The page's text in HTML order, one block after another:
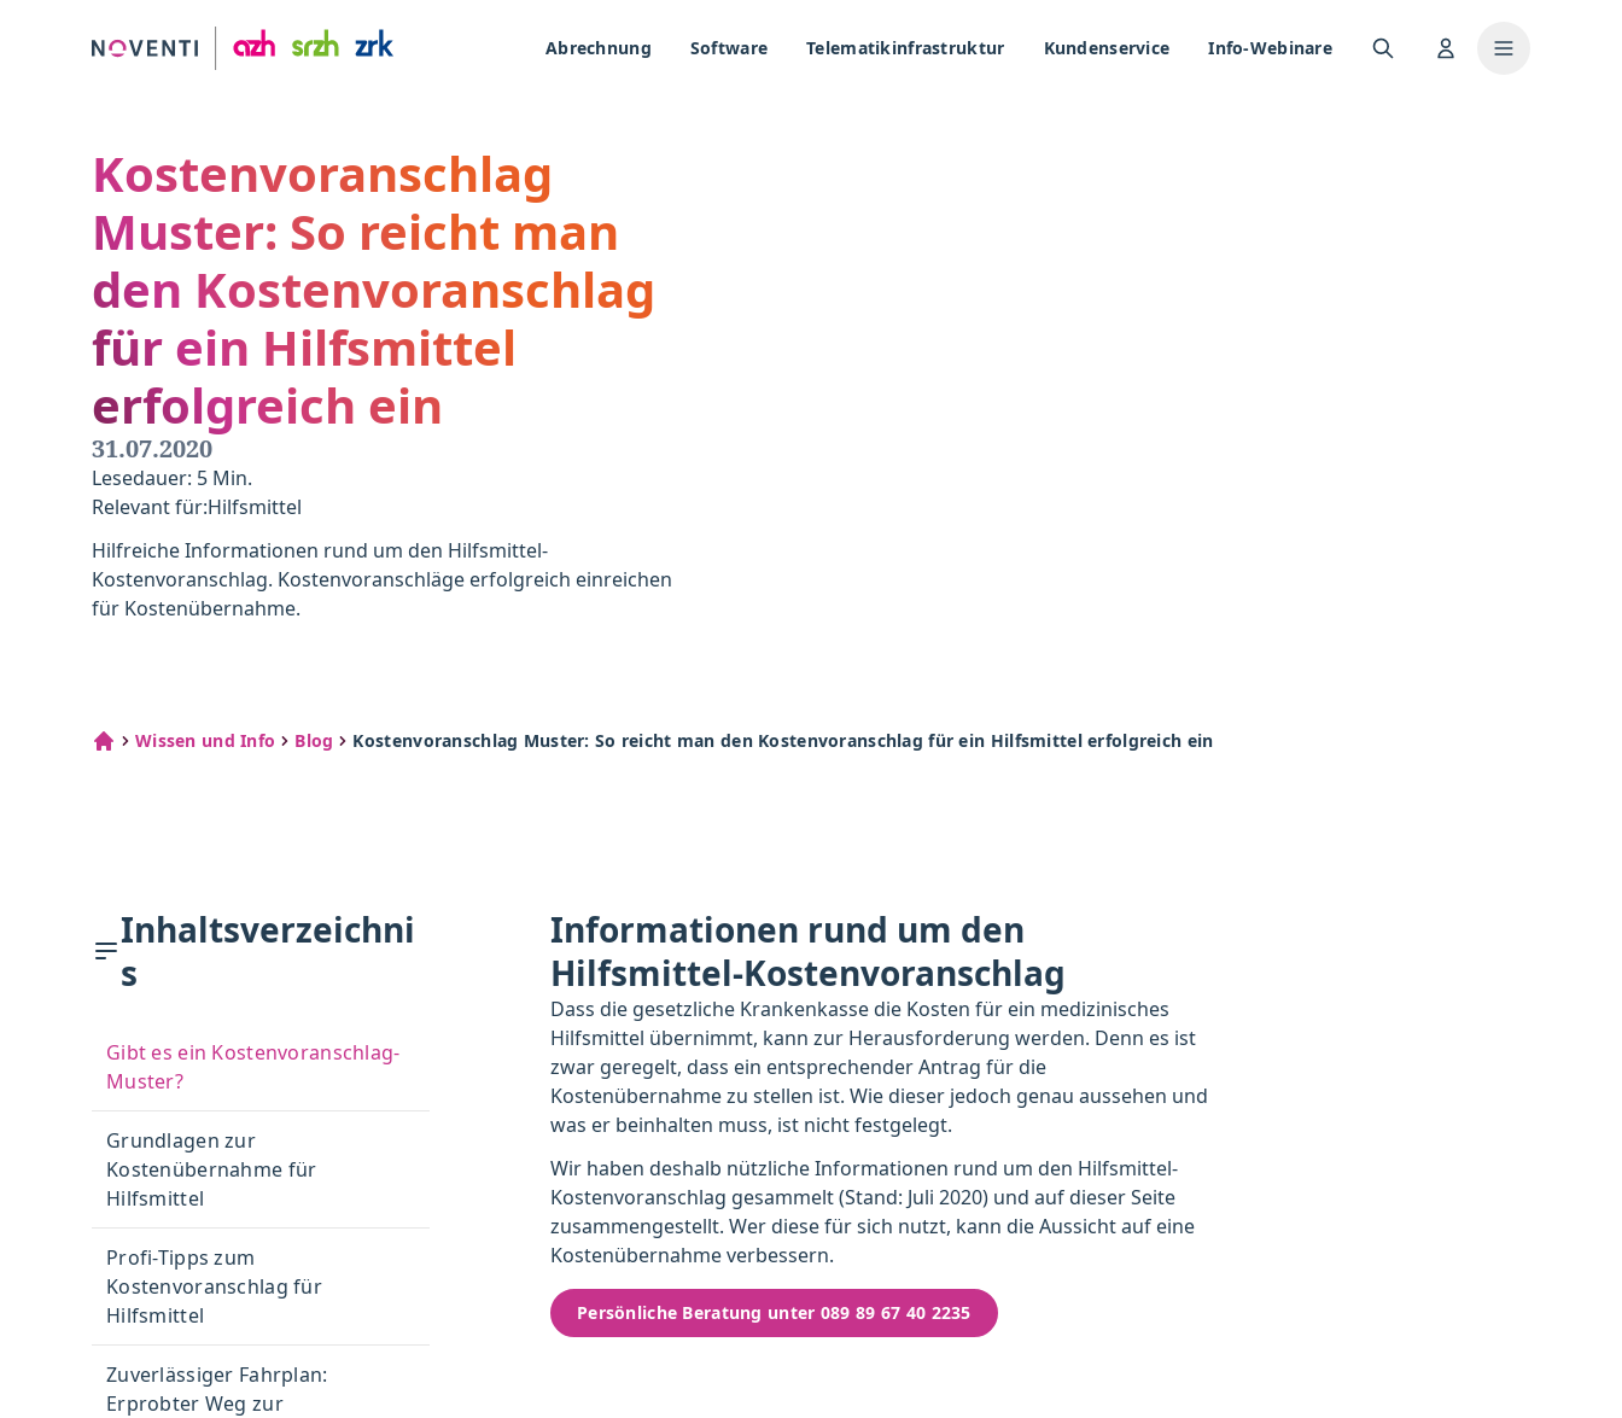
Abrechnung Software Telematikinfrastruktur Kundenservice Info-Webinare
Kostenvoranschlag
Muster: So reicht man
den Kostenvoranschlag
für ein Hilfsmittel
erfolgreich ein
31.07.2020
Lesedauer: 5 Min.
Relevant für:Hilfsmittel
Hilfreiche Informationen rund um den Hilfsmittel-
Kostenvoranschlag. Kostenvoranschläge erfolgreich einreichen
für Kostenübernahme.
Wissen und Info Blog Kostenvoranschlag Muster: So reicht man den Kostenvoranschlag für ein Hilfsmittel erfolgreich ein
Inhaltsverzeichni
s
Gibt es ein Kostenvoranschlag-
Muster?
Grundlagen zur
Kostenübernahme für
Hilfsmittel
Profi-Tipps zum
Kostenvoranschlag für
Hilfsmittel
Zuverlässiger Fahrplan:
Erprobter Weg zur
Informationen rund um den
Hilfsmittel-Kostenvoranschlag
Dass die gesetzliche Krankenkasse die Kosten für ein medizinisches
Hilfsmittel übernimmt, kann zur Herausforderung werden. Denn es ist
zwar geregelt, dass ein entsprechender Antrag für die
Kostenübernahme zu stellen ist. Wie dieser jedoch genau aussehen und
was er beinhalten muss, ist nicht festgelegt.
Wir haben deshalb nützliche Informationen rund um den Hilfsmittel-
Kostenvoranschlag gesammelt (Stand: Juli 2020) und auf dieser Seite
zusammengestellt. Wer diese für sich nutzt, kann die Aussicht auf eine
Kostenübernahme verbessern.
Persönliche Beratung unter 089 89 67 40 2235